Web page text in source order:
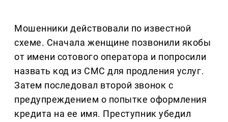
Мошенники действовали по известной
схеме. Сначала женщине позвонили якобы
от имени сотового оператора и попросили
назвать код из СМС для продления услуг.
Затем последовал второй звонок с
предупреждением о попытке оформления
кредита на ее имя. Преступник убедил